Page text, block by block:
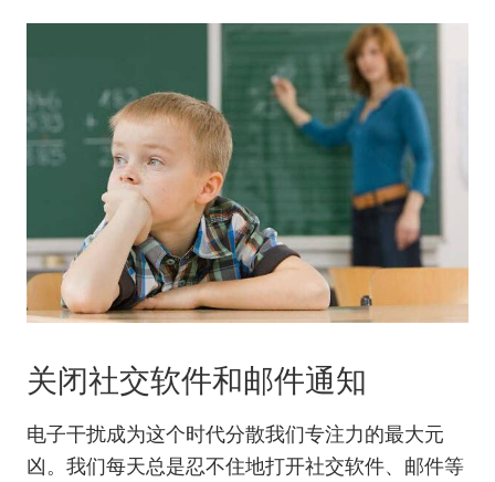
关闭社交软件和邮件通知
电子干扰成为这个时代分散我们专注力的最大元
凶。我们每天总是忍不住地打开社交软件、邮件等